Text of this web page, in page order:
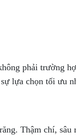
phải trường
lựa chọn tối ưu
Thậm chí, sâu